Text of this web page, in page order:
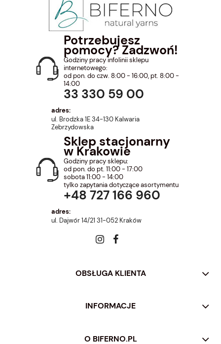
Potrzebujesz
pomocy? Zadzwoń!
Godziny pracy infolinii sklepu
internetowego:
od pon. do czw. 8:00 - 16:00, pt. 8:00 -
14:00
33 330 59 00
adres:
ul. Brodzka 1E 34-130 Kalwaria
Zebrzydowska
Sklep stacjonarny
w Krakowie
Godziny pracy sklepu:
od pon. do pt. 11:00 - 17:00
sobota 11:00 - 14:00
tylko zapytania dotyczące asortymentu
+48 727 166 960
adres:
ul. Dajwór 14/21 31-052 Kraków
OBSŁUGA KLIENTA
INFORMACJE
O BIFERNO.PL